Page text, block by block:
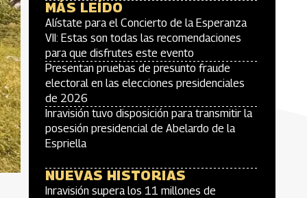
MÁS LEÍDO
Alístate para el Concierto de la Esperanza
VII: Estas son todas las recomendaciones
para que disfrutes este evento
Presentan pruebas de presunto fraude
electoral en las elecciones presidenciales
de 2026
Inravisión tuvo disposición para transmitir la
posesión presidencial de Abelardo de la
Espriella
NUEVAS HISTORIAS
Inravisión supera los 11 millones de